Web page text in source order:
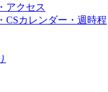
アクセス
CSカレンダー・週時程